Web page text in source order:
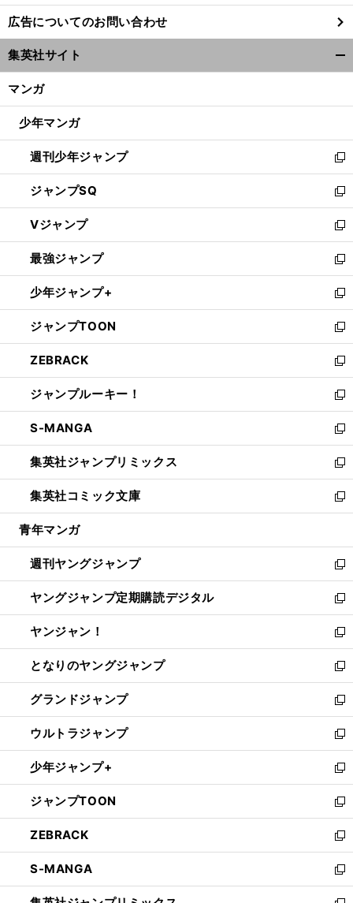
し
い
ウ
ィ
ン
ウ
開
く
広告についてのお問い合わせ
集英社サイト
マンガ
少年マンガ
週刊少年ジャンプ
新
し
い
ウ
ィ
ン
ド
ウ
で
開
く
ジャンプSQ
新
し
い
ウ
ィ
ン
ド
ウ
で
開
く
Vジャンプ
新
し
い
ウ
ィ
ン
ド
ウ
で
開
く
最強ジャンプ
新
し
い
ウ
ィ
ン
ド
ウ
で
開
く
少年ジャンプ+
新
し
い
ウ
ィ
ン
ド
ウ
で
開
く
ジャンプTOON
新
し
い
ウ
ィ
ン
ド
ウ
で
開
く
ZEBRACK
新
し
い
ウ
ィ
ン
ド
ウ
で
開
ジャンプルーキー！
新
し
い
ウ
ィ
ン
ド
ウ
開
く
S-MANGA
新
し
い
ウ
ィ
ン
ウ
で
開
く
集英社ジャンプリミックス
新
し
い
ウ
ン
ド
ウ
で
開
く
集英社コミック文庫
新
し
ウ
ィ
ン
ド
ウ
で
開
く
青年マンガ
週刊ヤングジャンプ
新
し
い
ウ
ィ
ン
ド
ウ
で
開
く
ヤングジャンプ定期購読デジタル
新
し
い
ウ
ィ
ン
ド
ウ
で
開
く
ヤンジャン！
新
し
い
ウ
ィ
ン
ド
ウ
で
開
く
となりのヤングジャンプ
新
し
い
ウ
ィ
ン
ド
ウ
で
開
く
グランドジャンプ
新
し
い
ウ
ィ
ン
ド
ウ
で
開
く
ウルトラジャンプ
新
し
い
ウ
ィ
ン
ド
ウ
で
開
少年ジャンプ+
新
し
い
ウ
ィ
ン
ド
ウ
ジャンプTOON
新
し
い
ウ
ィ
ン
ZEBRACK
新
し
い
ウ
S-MANGA
新
し